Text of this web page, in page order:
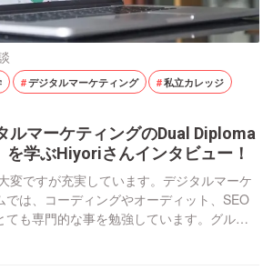
デジタルマーケティング 私立カレッジ
ルマーケティングのDual Diploma
を学ぶHiyoriさんインタビュー！
変ですが充実しています。デジタルマーケ
では、コーディングやオーディット、SEO
ても専門的な事を勉強しています。グルー